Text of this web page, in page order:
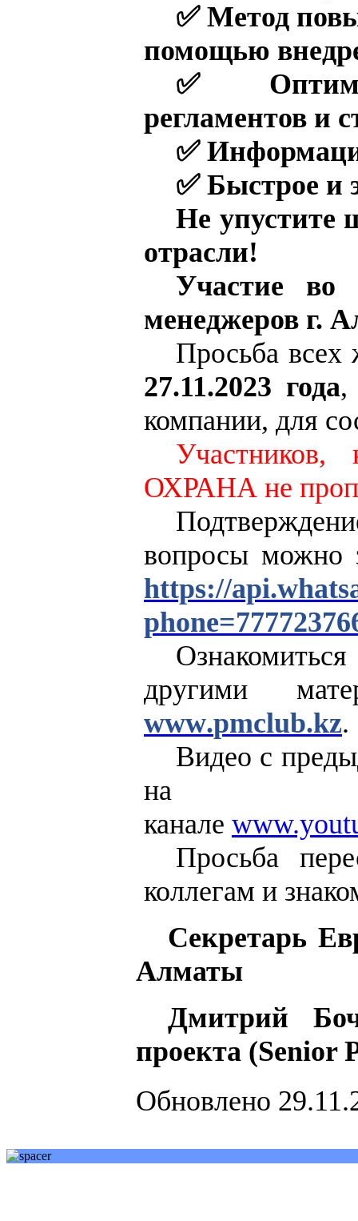
✅Метод
помощью
✅
регламентов и
✅
✅Быстрое и
Не упустите
отрасли!
Участие во
менеджеров г.
Просьба всех
27.11.2023 года,
компании, для
Участников,
ОХРАНА не
вопросы можно
https://api.
phone
другими
www.pmclub.kz.
Видео с
на
канале
Просьба
коллегам и
Секретарь
Алматы
Дмитрий
проекта (Senior
Обновлено